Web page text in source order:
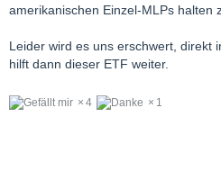
amerikanischen Einzel-MLPs halten
Leider wird es uns erschwert, direkt
hilft dann dieser ETF weiter.
4 1